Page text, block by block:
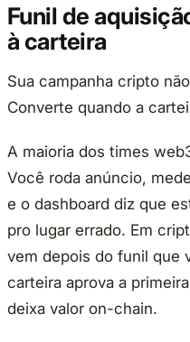
Funil de
à carteira
Sua campanha cripto
Converte quando a
A maioria dos times
Você roda anúncio,
e o dashboard diz que
pro lugar errado. Em
vem depois do funil que
carteira aprova a
deixa valor on-chain.